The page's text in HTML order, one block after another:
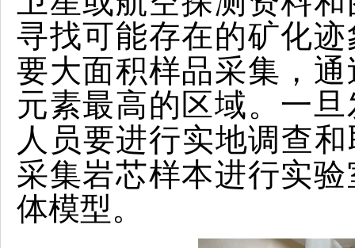
寻找可能存在的矿化
要大面积样品采集，
元素最高的区域。 一
人员要进行实地调查
采集岩芯样本进行实
体模型。